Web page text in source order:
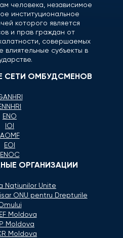
человека, независимое
институциональное
которого является
и прав граждан от
совершаемых
влиятельные субъекты в
СЕТИ ОМБУДСМЕНОВ
ENO
IOI
AOMF
EOI
ENOC
ОРГАНИЗАЦИИ
Naţiunilor Unite
ONU pentru Drepturile
Moldova
Moldova
Moldova